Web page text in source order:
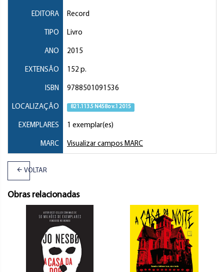
EDITORA Record
TIPO Livro
ANO 2015
EXTENSÃO 152 p.
ISBN 9788501091536
LOCALIZAÇÃO 821.113.5 N458o v.1 2015
EXEMPLARES 1 exemplar(es)
MARC Visualizar campos MARC
VOLTAR
Obras relacionadas